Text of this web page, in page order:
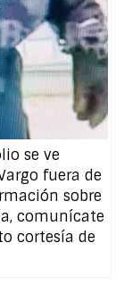
se ve
fuera de
sobre
comunícate
cortesía de